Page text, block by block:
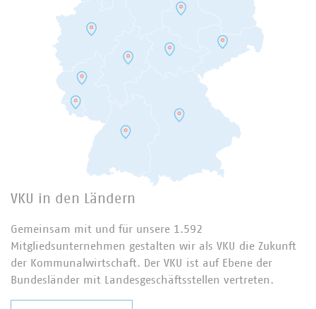
VKU in den Ländern
Gemeinsam mit und für unsere 1.592
Mitgliedsunternehmen gestalten wir als VKU die Zukunft
der Kommunalwirtschaft. Der VKU ist auf Ebene der
Bundesländer mit Landesgeschäftsstellen vertreten.